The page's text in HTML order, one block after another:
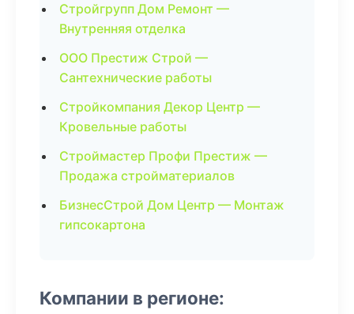
Стройгрупп Дом Ремонт —
Внутренняя отделка
ООО Престиж Строй —
Сантехнические работы
Стройкомпания Декор Центр —
Кровельные работы
Строймастер Профи Престиж —
Продажа стройматериалов
БизнесСтрой Дом Центр — Монтаж
гипсокартона
Компании в регионе: